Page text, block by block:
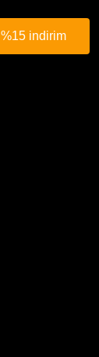
%15 indirim